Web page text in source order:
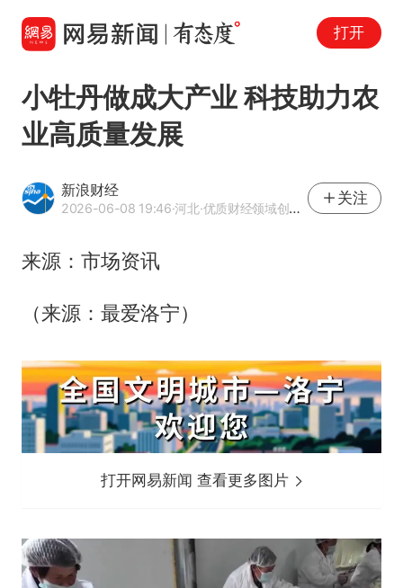
打开
小牡丹做成大产业 科技助力农
业高质量发展
新浪财经
2026-06-08 19:46·河北·优质财经领域创作者
关注
来源：市场资讯
（来源：最爱洛宁）
打开网易新闻 查看更多图片